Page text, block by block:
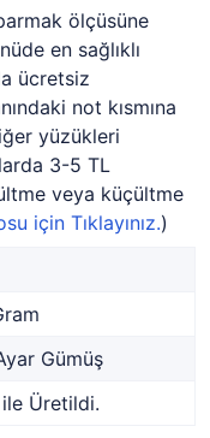
ölçüsüne
en sağlıklı
ücretsiz
not kısmına
yüzükleri
3-5 TL
veya küçültme
için Tıklayınız.)
Gümüş
ile Üretildi.